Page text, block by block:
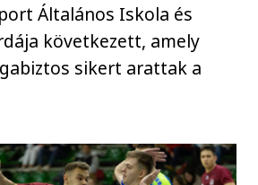
Általános Iskola és
következett, amely
sikert arattak a